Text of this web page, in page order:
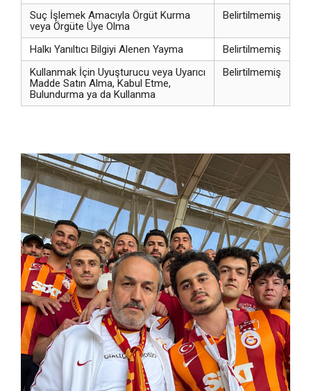
Suç İşlemek Amacıyla Örgüt Kurma
veya Örgüte Üye Olma
Belirtilmemiş
Halkı Yanıltıcı Bilgiyi Alenen Yayma
Belirtilmemiş
Kullanmak İçin Uyuşturucu veya Uyarıcı
Madde Satın Alma, Kabul Etme,
Bulundurma ya da Kullanma
Belirtilmemiş